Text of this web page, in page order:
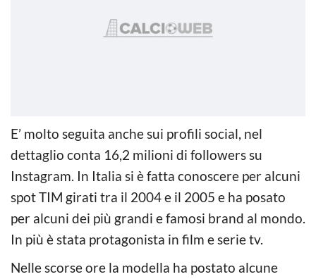
E’ molto seguita anche sui profili social, nel
dettaglio conta 16,2 milioni di followers su
Instagram. In Italia si è fatta conoscere per alcuni
spot TIM girati tra il 2004 e il 2005 e ha posato
per alcuni dei più grandi e famosi brand al mondo.
In più è stata protagonista in film e serie tv.
Nelle scorse ore la modella ha postato alcune